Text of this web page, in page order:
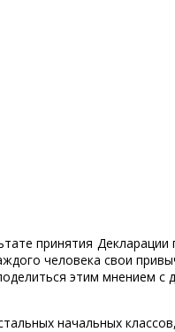
принятия Декларации
человека свои
этим мнением с
начальных